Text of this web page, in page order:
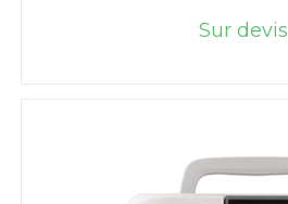
Sur devis